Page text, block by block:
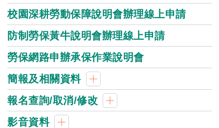
校園深耕勞動保障說明會辦理線上申請
防制勞保黃牛說明會辦理線上申請
勞保網路申辦承保作業說明會
簡報及相關資料
報名查詢/取消/修改
影音資料